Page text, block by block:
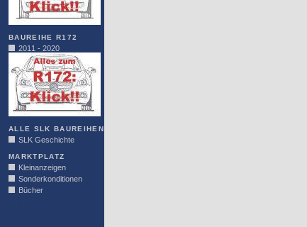
BAUREIHE R172
2011 - 2020
ALLE SLK BAUREIHEN
SLK Geschichte
MARKTPLATZ
Kleinanzeigen
Sonderkonditionen
Bücher